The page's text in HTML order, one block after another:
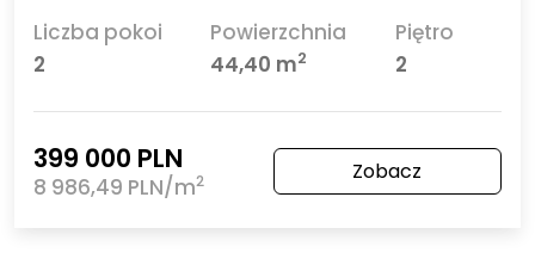
Liczba pokoi
2
Powierzchnia
44,40 m2
Piętro
2
399 000 PLN
8 986,49 PLN/m2 Zobacz